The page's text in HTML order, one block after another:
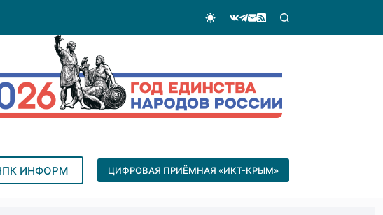
ИНФОРМ ЦИФРОВАЯ ПРИЁМНАЯ «ИКТ-КРЫМ»